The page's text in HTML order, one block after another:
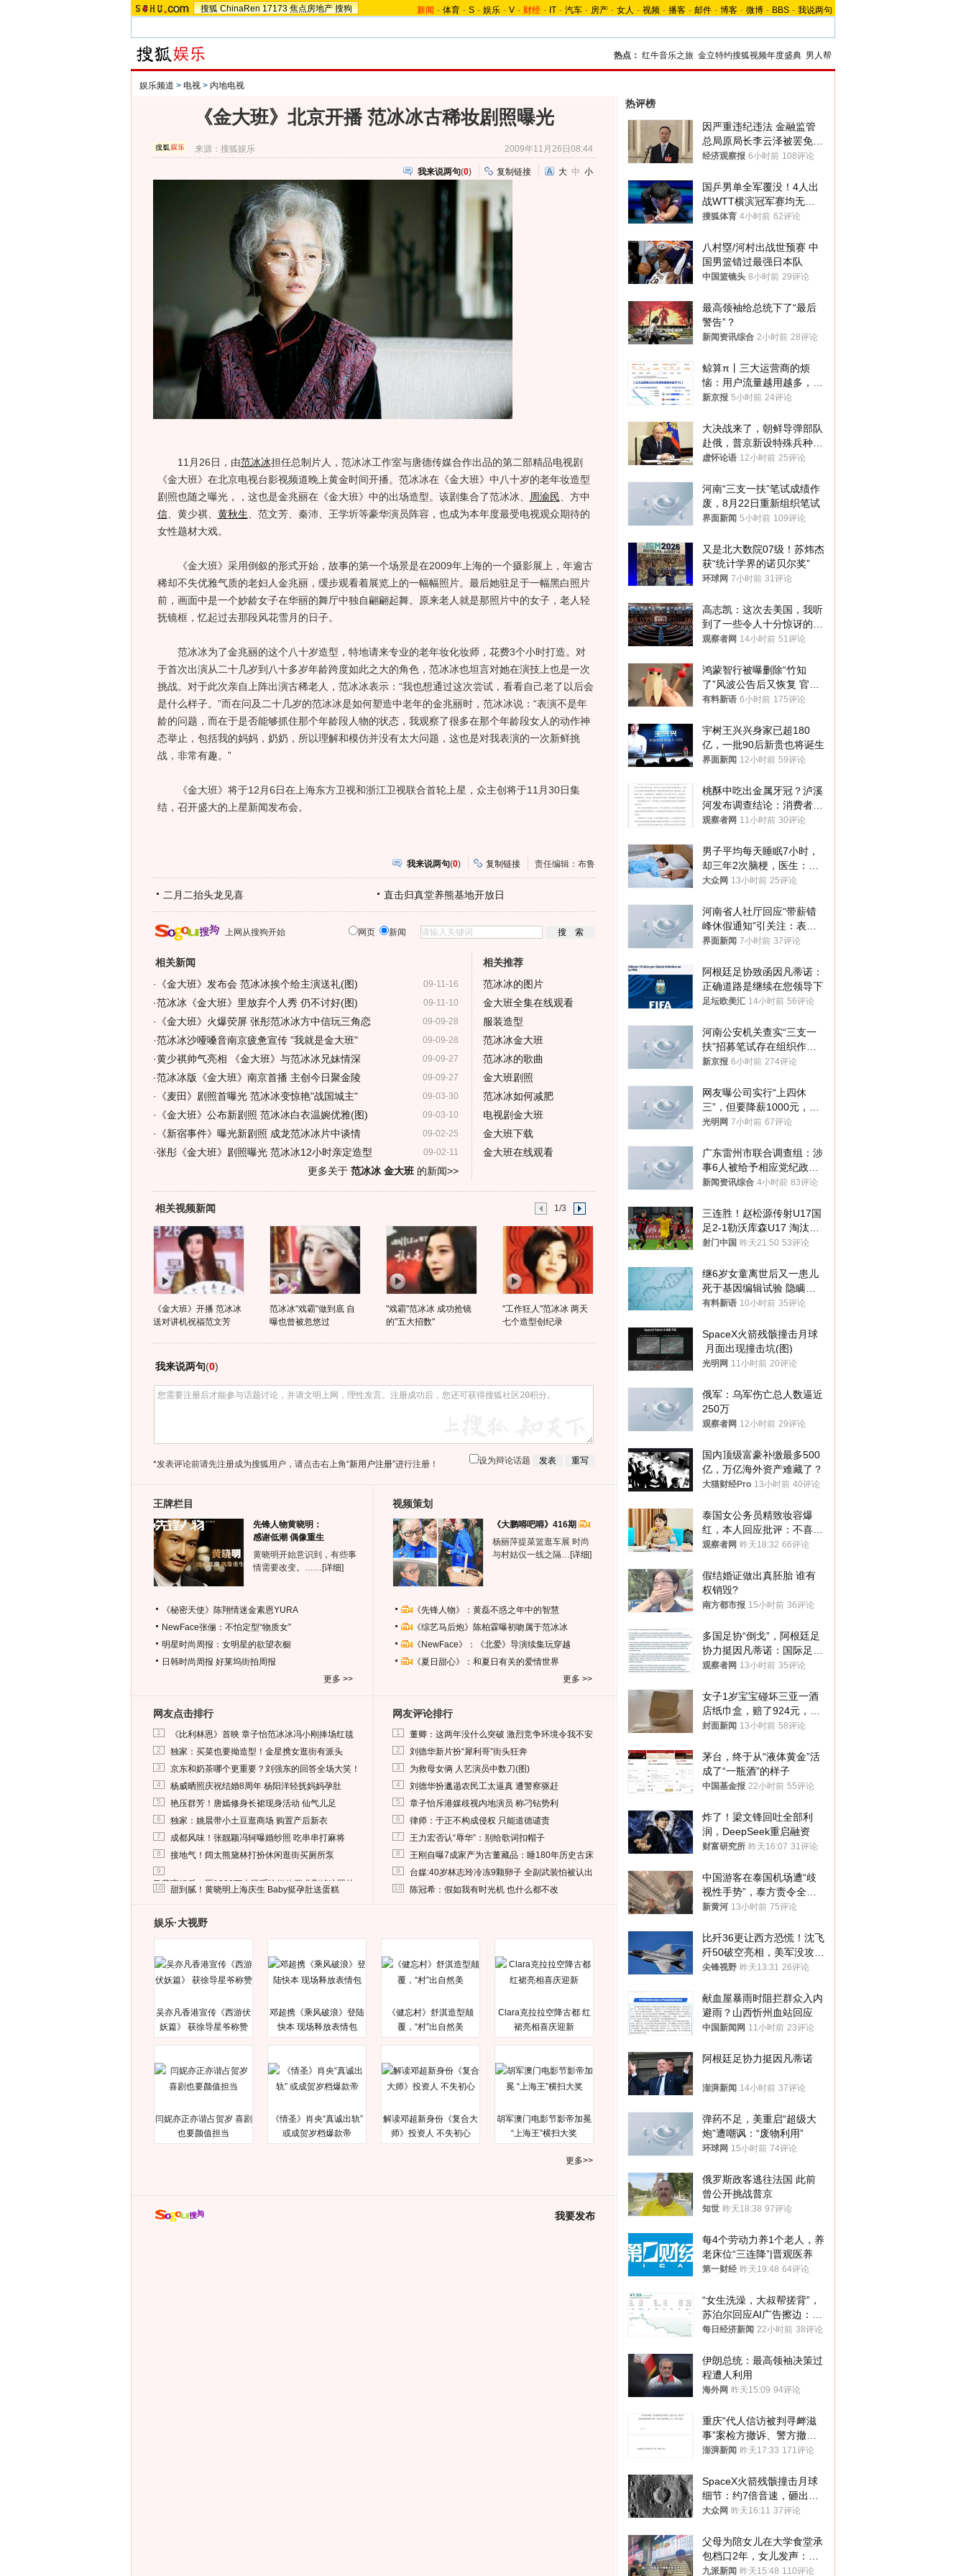
搜狐 ChinaRen 17173 焦点房地产 搜狗 新闻 - 体育 - S - 娱乐 - V - 财经 - IT - 汽车 - 房产 - 女人 - 视频 - 播客 - 邮件 - 博客 - 微博 - BBS - 我说两句
热点： 红牛音乐之旅 金立特约搜狐视频年度盛典 男人帮
娱乐频道 > 电视 > 内地电视
《金大班》北京开播 范冰冰古稀妆剧照曝光
来源：搜狐娱乐 2009年11月26日08:44
我来说两句(0) 复制链接 大 中 小
11月26日，由范冰冰担任总制片人，范冰冰工作室与唐德传媒合作出品的第二部精品电视剧
《金大班》在北京电视台影视频道晚上黄金时间开播。范冰冰在《金大班》中八十岁的老年妆造型
剧照也随之曝光，，这也是金兆丽在《金大班》中的出场造型。该剧集合了范冰冰、
周渝民 、方中
信、黄少祺、 黄秋生 、范文芳、秦沛、王学圻等豪华演员阵容，也成为本年度最受电视观众期待的
女性题材大戏。
《金大班》采用倒叙的形式开始，故事的第一个场景是在2009年上海的一个摄影展上，年逾古
稀却不失优雅气质的老妇人金兆丽，缓步观看着展览上的一幅幅照片。最后她驻足于一幅黑白照片
前，画面中是一个妙龄女子在华丽的舞厅中独自翩翩起舞。原来老人就是那照片中的女子，老人轻
抚镜框，忆起过去那段风花雪月的日子。
范冰冰为了金兆丽的这个八十岁造型，特地请来专业的老年妆化妆师，花费3个小时打造。对
于首次出演从二十几岁到八十多岁年龄跨度如此之大的角色，范冰冰也坦言对她在演技上也是一次
挑战。对于此次亲自上阵出演古稀老人，范冰冰表示：“我也想通过这次尝试，看看自己老了以后会
是什么样子。”而在问及二十几岁的范冰冰是如何塑造中老年的金兆丽时，范冰冰说：“表演不是年
龄的问题，而在于是否能够抓住那个年龄段人物的状态，我观察了很多在那个年龄段女人的动作神
态举止，包括我的妈妈，奶奶，所以理解和模仿并没有太大问题，这也是对我表演的一次新鲜挑
战，非常有趣。”
《金大班》将于12月6日在上海东方卫视和浙江卫视联合首轮上星，众主创将于11月30日集
结，召开盛大的上星新闻发布会。
我来说两句(0) 复制链接 责任编辑：布鲁
二月二抬头龙见喜 直击归真堂养熊基地开放日
上网从搜狗开始 网页 新闻
相关新闻
09-11-16
· 《金大班》发布会 范冰冰挨个给主演送礼(图)
09-11-10
·范冰冰《金大班》里放弃个人秀 仍不讨好(图)
09-09-28
· 《金大班》火爆荧屏 张彤范冰冰方中信玩三角恋
09-09-28
·范冰冰沙哑嗓音南京疲惫宣传 "我就是金大班"
09-09-27
·黄少祺帅气亮相 《金大班》与范冰冰兄妹情深
09-09-27
·范冰冰版《金大班》南京首播 主创今日聚金陵
09-03-30
· 《麦田》剧照首曝光 范冰冰变惊艳"战国城主"
09-03-10
· 《金大班》公布新剧照 范冰冰白衣温婉优雅(图)
09-02-25
· 《新宿事件》曝光新剧照 成龙范冰冰片中谈情
09-02-11
·张彤《金大班》剧照曝光 范冰冰12小时亲定造型
更多关于 范冰冰 金大班的新闻>>
相关推荐
范冰冰的图片
金大班全集在线观看
服装造型
范冰冰金大班
范冰冰的歌曲
金大班剧照
范冰冰如何减肥
电视剧金大班
金大班下载
金大班在线观看
相关视频新闻 1/3
《金大班》开播 范冰冰
送对讲机祝福范文芳
范冰冰"戏霸"做到底 自
曝也曾被忽悠过
"戏霸"范冰冰 成功抢镜
的"五大招数"
"工作狂人"范冰冰 两天
七个造型创纪录
我来说两句(0)
*发表评论前请先注册成为搜狐用户，请点击右上角“新用户注册”进行注册！ 设为辩论话题
王牌栏目
先锋人物黄晓明：
感谢低潮 偶像重生
黄晓明开始意识到，有些事
情需要改变。…… [详细]
《秘密天使》陈翔情迷金素恩YURA
NewFace张俪：不怕定型“物质女”
明星时尚周报：女明星的欲望衣橱
日韩时尚周报 好莱坞街拍周报
更多 >>
视频策划
《大鹏嘚吧嘚》416期
杨丽萍提菜篮逛车展 时尚
与村姑仅一线之隔… [详细]
《先锋人物》：黄磊不惑之年中的智慧
《综艺马后炮》陈柏霖曝初吻属于范冰冰
《NewFace》：《北爱》导演续集玩穿越
《夏日甜心》：和夏日有关的爱情世界
更多 >>
网友点击排行
1 《比利林恩》首映 章子怡范冰冰冯小刚捧场红毯
2 独家：买菜也要拗造型！金星携女逛街有派头
3 京东和奶茶哪个更重要？刘强东的回答全场大笑！
4 杨威晒照庆祝结婚8周年 杨阳洋轻抚妈妈孕肚
5 艳压群芳！唐嫣修身长裙现身活动 仙气儿足
6 独家：姚晨带小土豆逛商场 购置产后新衣
7 成都风味！张靓颖冯轲曝婚纱照 吃串串打麻将
8 接地气！阔太熊黛林打扮休闲逛街买厕所泵
9
马蓉离婚后，砸1000万人民币给媒体要求删掉这照片
10 甜到腻！黄晓明上海庆生 Baby挺孕肚送蛋糕
网友评论排行
1 董卿：这两年没什么突破 激烈竞争环境令我不安
2 刘德华新片扮“犀利哥”街头狂奔
3 为救母女俩 人艺演员中数刀(图)
4 刘德华扮邋遢农民工太逼真 遭警察驱赶
5 章子怡斥港媒歧视内地演员 称刁钻势利
6 律师：于正不构成侵权 只能道德谴责
7 王力宏否认“辱华”：别给歌词扣帽子
8 王刚自曝7成家产为古董藏品：睡180年历史古床
9 台媒:40岁林志玲冷冻9颗卵子 全副武装怕被认出
10 陈冠希：假如我有时光机 也什么都不改
娱乐·大视野
吴亦凡香港宣传《西游伏
妖篇》 获徐导星爷称赞
邓超携《乘风破浪》登陆
快本 现场释放表情包
《健忘村》舒淇造型颠
覆，“村”出自然美
Clara克拉拉空降古都 红
裙亮相喜庆迎新
闫妮亦正亦谐占贺岁 喜剧
也要颜值担当
《情圣》肖央“真诚出轨”
或成贺岁档爆款帝
解读邓超新身份《复合大
师》投资人 不失初心
胡军澳门电影节影帝加冕
“上海王”横扫大奖
更多>>
我要发布
热评榜
因严重违纪违法 金融监管
总局原局长李云泽被罢免全
国人大代表
经济观察报 6小时前 108评论
国乒男单全军覆没！4人出
战WTT横滨冠军赛均无缘
八强
搜狐体育 4小时前 62评论
八村塁/河村出战世预赛 中
国男篮错过最强日本队
中国篮镜头 8小时前 29评论
最高领袖给总统下了“最后
警告”？
新闻资讯综合 2小时前 28评论
鲸算π丨三大运营商的烦
恼：用户流量越用越多，收
入却越来越少
新京报 5小时前 24评论
大决战来了，朝鲜导弹部队
赴俄，普京新设特殊兵种，
76岁老将扛旗
虚怀论语 12小时前 25评论
河南“三支一扶”笔试成绩作
废，8月22日重新组织笔试
界面新闻 5小时前 109评论
又是北大数院07级！苏炜杰
获“统计学界的诺贝尔奖”
环球网 7小时前 31评论
高志凯：这次去美国，我听
到了一些令人十分惊讶的消
息
观察者网 14小时前 51评论
鸿蒙智行被曝删除“竹知
了”风波公告后又恢复 官媒
曾力挺：劝华为要大度的，
有料新语 6小时前 175评论
宇树王兴兴身家已超180
亿，一批90后新贵也将诞生
界面新闻 12小时前 59评论
桃酥中吃出金属牙冠？泸溪
河发布调查结论：消费者已
澄清，所发视频情况不属实
观察者网 11小时前 30评论
男子平均每天睡眠7小时，
却三年2次脑梗，医生：这
样睡觉更伤身
大众网 13小时前 25评论
河南省人社厅回应“带薪错
峰休假通知”引关注：表述
不够准确，待修改后印发
界面新闻 7小时前 37评论
阿根廷足协致函因凡蒂诺：
正确道路是继续在您领导下
足坛欧美汇 14小时前 56评论
河南公安机关查实“三支一
扶”招募笔试存在组织作弊
犯罪行为
新京报 6小时前 274评论
网友曝公司实行“上四休
三”，但要降薪1000元，不
接受只能辞职
光明网 7小时前 67评论
广东雷州市联合调查组：涉
事6人被给予相应党纪政务
处分和组织处理
新闻资讯综合 4小时前 83评论
三连胜！赵松源传射U17国
足2-1勒沃库森U17 淘汰赛
将战河床
射门中国 昨天21:50 53评论
继6岁女童离世后又一患儿
死于基因编辑试验 隐瞒一
年才对外披露
有料新语 10小时前 35评论
SpaceX火箭残骸撞击月球
月面出现撞击坑(图)
光明网 11小时前 20评论
俄军：乌军伤亡总人数逼近
250万
观察者网 12小时前 29评论
国内顶级富豪补缴最多500
亿，万亿海外资产难藏了？
大猫财经Pro 13小时前 40评论
泰国女公务员精致妆容爆
红，本人回应批评：不喜欢
就别看
观察者网 昨天18:32 66评论
假结婚证做出真胚胎 谁有
权销毁?
南方都市报 15小时前 36评论
多国足协“倒戈”，阿根廷足
协力挺因凡蒂诺：国际足联
今后应继续在其领导下前行
观察者网 13小时前 35评论
女子1岁宝宝碰坏三亚一酒
店纸巾盒，赔了924元，发
帖吐槽后酒店退还一半的
封面新闻 13小时前 58评论
茅台，终于从“液体黄金”活
成了“一瓶酒”的样子
中国基金报 22小时前 55评论
炸了！梁文锋回吐全部利
润，DeepSeek重启融资
财富研究所 昨天16:07 31评论
中国游客在泰国机场遭“歧
视性手势”，泰方责令全面
调查，对责任人采取最严厉
新黄河 13小时前 75评论
比歼36更让西方恐慌！沈飞
歼50破空亮相，美军没攻克
的技术被拿下
尖锋视野 昨天13:31 26评论
献血屋暴雨时阻拦群众入内
避雨？山西忻州血站回应
中国新闻网 11小时前 23评论
阿根廷足协力挺因凡蒂诺
澎湃新闻 14小时前 37评论
弹药不足，美重启“超级大
炮”遭嘲讽：“废物利用”
环球网 15小时前 74评论
俄罗斯政客逃往法国 此前
曾公开挑战普京
知世 昨天18:38 97评论
每4个劳动力养1个老人，养
老床位“三连降”|晋观医养
第一财经 昨天19:48 64评论
“女生洗澡，大叔帮搓背”，
苏泊尔回应AI广告擦边：视
频全下架，已强化内容管理
每日经济新闻 22小时前 38评论
伊朗总统：最高领袖决策过
程遭人利用
海外网 昨天15:09 94评论
重庆“代人信访被判寻衅滋
事”案检方撤诉、警方撤
案，两被告人获国赔
澎湃新闻 昨天17:33 171评论
SpaceX火箭残骸撞击月球
细节：约7倍音速，砸出直
径约30米撞击坑
大众网 昨天16:11 37评论
父母为陪女儿在大学食堂承
包档口2年，女儿发声：初
衷是为了陪伴，毕业后将不
九派新闻 昨天15:48 110评论